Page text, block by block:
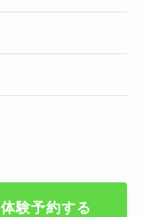
体験予約する